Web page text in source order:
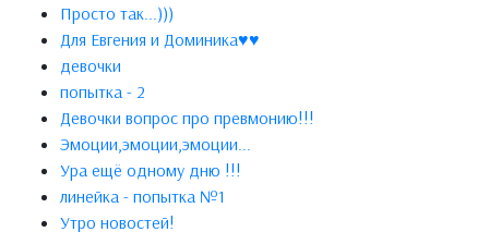
Просто так...)))
Для Евгения и Доминика♥♥
девочки
попытка - 2
Девочки вопрос про превмонию!!!
Эмоции,эмоции,эмоции...
Ура ещё одному дню !!!
линейка - попытка №1
Утро новостей!